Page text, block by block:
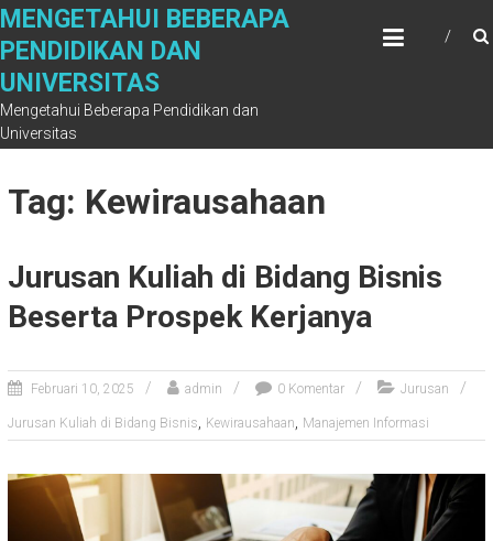
Skip
content
MENGETAHUI BEBERAPA
PENDIDIKAN DAN
UNIVERSITAS
Mengetahui Beberapa Pendidikan dan
Universitas
Tag: Kewirausahaan
Jurusan Kuliah di Bidang Bisnis
Beserta Prospek Kerjanya
Februari 10, 2025 admin 0 Komentar Jurusan
Jurusan Kuliah di Bidang Bisnis, Kewirausahaan, Manajemen Informasi